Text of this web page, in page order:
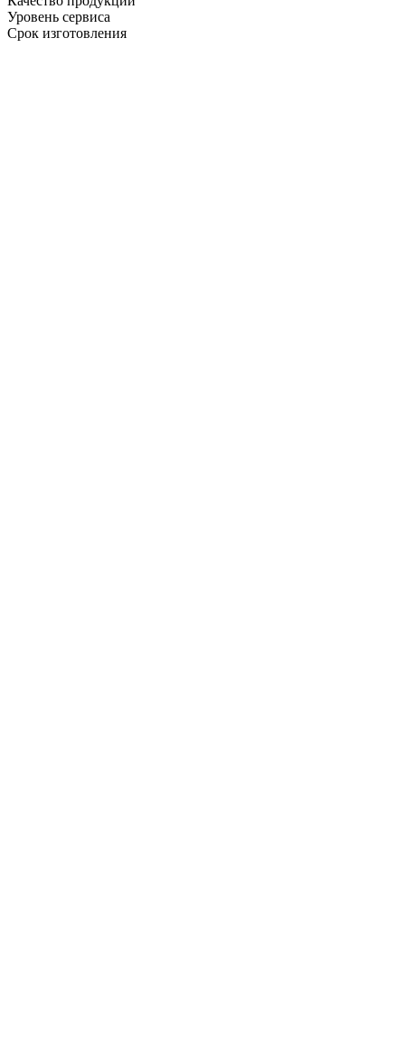
Уровень сервиса
Срок изготовления